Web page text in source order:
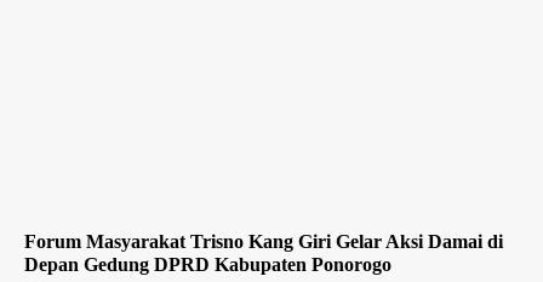
Forum Masyarakat Trisno Kang Giri Gelar Aksi Damai di
Depan Gedung DPRD Kabupaten Ponorogo